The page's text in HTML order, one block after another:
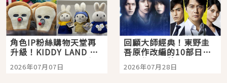
角色IP粉絲購物天堂再
升級！KIDDY LAND 原
宿店吉伊卡哇迎客，新
開幕 OMOKADO 店3分
2026年07月07日
回顧大師經典！東野圭
吾原作改編的10部日本
影視作品推薦
2026年07月28日